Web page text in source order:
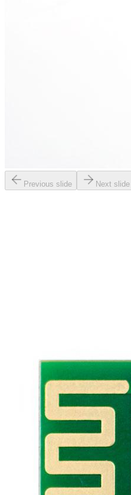
Previous slide Next slide